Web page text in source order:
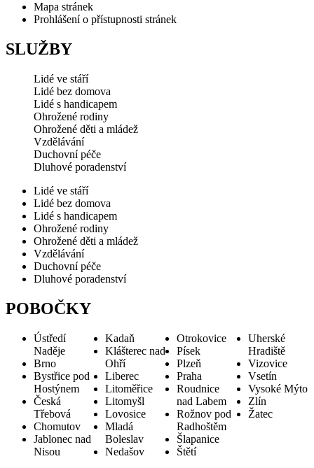
Mapa stránek
Prohlášení o přístupnosti stránek
SLUŽBY
Lidé ve stáří
Lidé bez domova
Lidé s handicapem
Ohrožené rodiny
Ohrožené děti a mládež
Vzdělávání
Duchovní péče
Dluhové poradenství
Lidé ve stáří
Lidé bez domova
Lidé s handicapem
Ohrožené rodiny
Ohrožené děti a mládež
Vzdělávání
Duchovní péče
Dluhové poradenství
POBOČKY
Ústředí
Naděje
Brno
Bystřice pod
Hostýnem
Česká
Třebová
Chomutov
Jablonec nad
Nisou
Kadaň
Klášterec nad
Ohří
Liberec
Litoměřice
Litomyšl
Lovosice
Mladá
Boleslav
Nedašov
Otrokovice
Písek
Plzeň
Praha
Roudnice
nad Labem
Rožnov pod
Radhoštěm
Šlapanice
Štětí
Uherské
Hradiště
Vizovice
Vsetín
Vysoké Mýto
Zlín
Žatec